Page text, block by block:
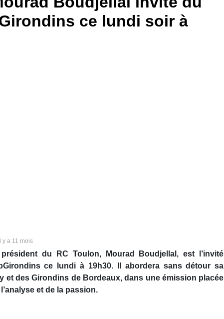
ce lundi soir à
y a 11 mois
président du RC Toulon, Mourad Boudjellal, est l’invité
ce lundi à 19h30. Il abordera sans détour sa
et des Girondins de Bordeaux, dans une émission placée
et de la passion.